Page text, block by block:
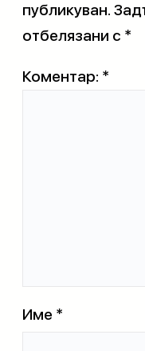
публикуван.
отбелязани с *
Коментар: *
Име *